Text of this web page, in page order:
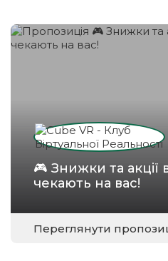
🎮 Знижки та акції
чекають на вас!
Переглянути